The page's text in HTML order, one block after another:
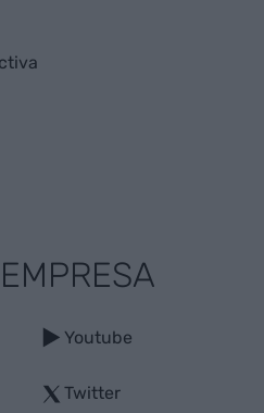
Youtube
Twitter